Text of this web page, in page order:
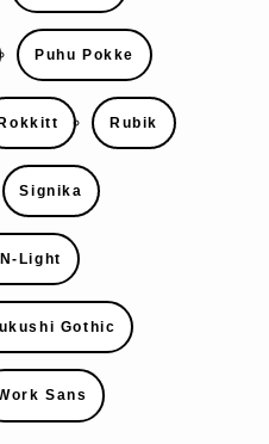
Puhu Pokke
Rokkitt Rubik
Signika
Light
Gothic
Sans